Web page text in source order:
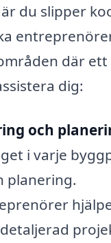
du slipper
där ett
dig:
och
i varje
planering.